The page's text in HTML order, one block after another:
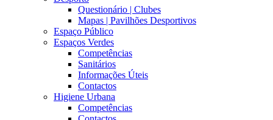
Questionário | Clubes
Mapas | Pavilhões Desportivos
Espaço Público
Espaços Verdes
Competências
Sanitários
Informações Úteis
Contactos
Higiene Urbana
Competências